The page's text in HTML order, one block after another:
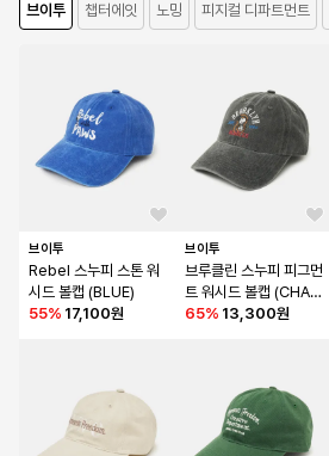
브이투 챕터에잇 노밍 피지컬 디파트먼트
브이투
Rebel 스누피 스톤 워
시드 볼캡 (BLUE)
55% 17,100원
브이투
브루클린 스누피 피그먼
트 워시드 볼캡 (CHAR
COAL)
65% 13,300원